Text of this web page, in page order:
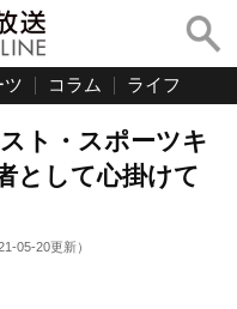
ツ コラム ライフ
ト・スポーツキ
として心掛けて
05-20更新）